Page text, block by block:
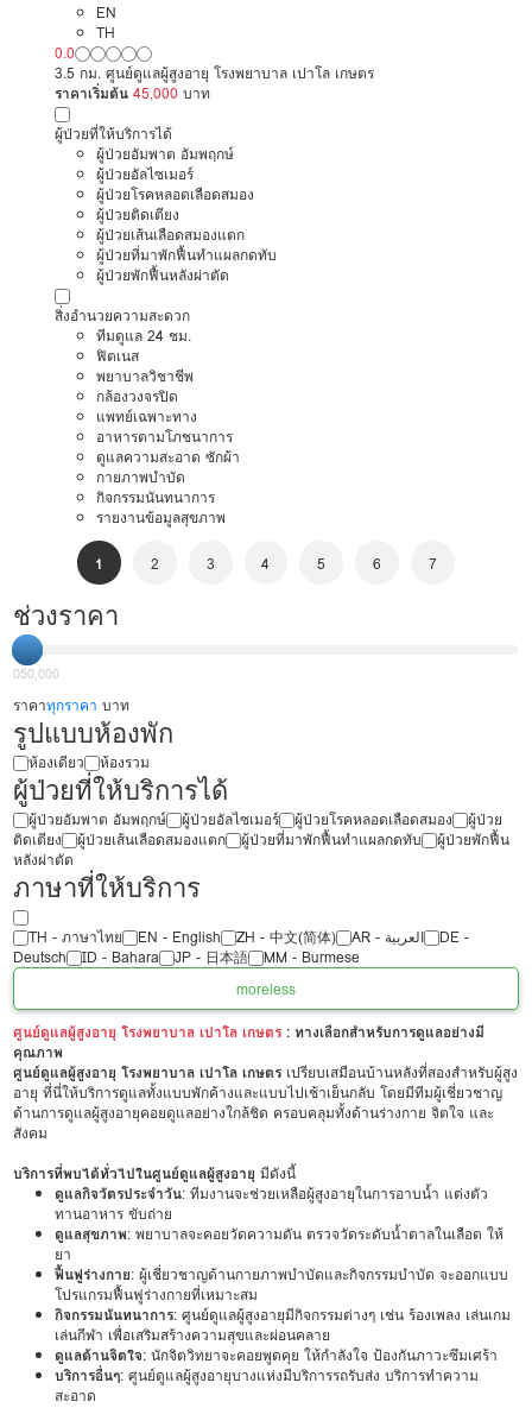
EN
TH
0.0
3.5 กม. ศูนย์ดูแลผู้สูงอายุ โรงพยาบาล เปาโล เกษตร
ราคาเริ่มต้น 45,000 บาท
ผู้ป่วยที่ให้บริการได้
ผู้ป่วยอัมพาต อัมพฤกษ์
ผู้ป่วยอัลไซเมอร์
ผู้ป่วยโรคหลอดเลือดสมอง
ผู้ป่วยติดเตียง
ผู้ป่วยเส้นเลือดสมองแตก
ผู้ป่วยที่มาพักฟื้นทำแผลกดทับ
ผู้ป่วยพักฟื้นหลังผ่าตัด
สิ่งอำนวยความสะดวก
ทีมดูแล 24 ชม.
ฟิตเนส
พยาบาลวิชาชีพ
กล้องวงจรปิด
แพทย์เฉพาะทาง
อาหารตามโภชนาการ
ดูแลความสะอาด ซักผ้า
กายภาพบำบัด
กิจกรรมนันทนาการ
รายงานข้อมูลสุขภาพ
1 2 3 4 5 6 7
ช่วงราคา
050,000
ราคาทุกราคา บาท
รูปแบบห้องพัก
ห้องเดียว ห้องรวม
ผู้ป่วยที่ให้บริการได้
ผู้ป่วยอัมพาต อัมพฤกษ์ ผู้ป่วยอัลไซเมอร์ ผู้ป่วยโรคหลอดเลือดสมอง
ผู้ป่วย
ติดเตียง
ผู้ป่วยเส้นเลือดสมองแตก ผู้ป่วยที่มาพักฟื้นทำแผลกดทับ
ผู้ป่วยพักฟื้น
หลังผ่าตัด
ภาษาที่ให้บริการ
TH - ‏ภาษาไทย EN - English ZH - 中文(简体) ‏AR - ‏العربية‏
DE -
Deutsch
ID - Bahara JP - 日本語
MM - Burmese
moreless
ศูนย์ดูแลผู้สูงอายุ โรงพยาบาล เปาโล เกษตร : ทางเลือกสำหรับการดูแลอย่างมี
คุณภาพ
ศูนย์ดูแลผู้สูงอายุ โรงพยาบาล เปาโล เกษตร เปรียบเสมือนบ้านหลังที่สองสำหรับผู้สูง
อายุ ที่นี่ให้บริการดูแลทั้งแบบพักค้างและแบบไปเช้าเย็นกลับ โดยมีทีมผู้เชี่ยวชาญ
ด้านการดูแลผู้สูงอายุคอยดูแลอย่างใกล้ชิด ครอบคลุมทั้งด้านร่างกาย จิตใจ และ
สังคม
บริการที่พบได้ทั่วไปในศูนย์ดูแลผู้สูงอายุ มีดังนี้
ดูแลกิจวัตรประจำวัน: ทีมงานจะช่วยเหลือผู้สูงอายุในการอาบน้ำ แต่งตัว
ทานอาหาร ขับถ่าย
ดูแลสุขภาพ: พยาบาลจะคอยวัดความดัน ตรวจวัดระดับน้ำตาลในเลือด ให้
ยา
ฟื้นฟูร่างกาย: ผู้เชี่ยวชาญด้านกายภาพบำบัดและกิจกรรมบำบัด จะออกแบบ
โปรแกรมฟื้นฟูร่างกายที่เหมาะสม
กิจกรรมนันทนาการ: ศูนย์ดูแลผู้สูงอายุมีกิจกรรมต่างๆ เช่น ร้องเพลง เล่นเกม
เล่นกีฬา เพื่อเสริมสร้างความสุขและผ่อนคลาย
ดูแลด้านจิตใจ: นักจิตวิทยาจะคอยพูดคุย ให้กำลังใจ ป้องกันภาวะซึมเศร้า
บริการอื่นๆ: ศูนย์ดูแลผู้สูงอายุบางแห่งมีบริการรถรับส่ง บริการทำความ
สะอาด